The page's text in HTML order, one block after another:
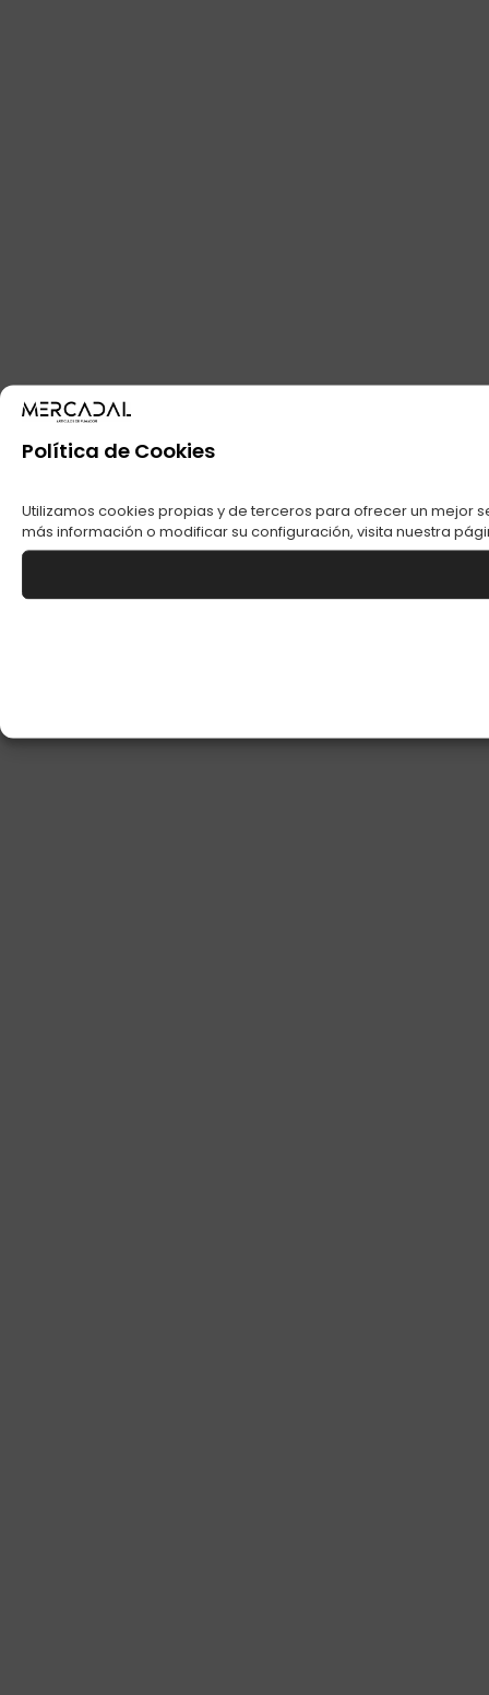
Política de Cookies
Utilizamos cookies propias y de terceros para ofrecer un mejor
más información o modificar su configuración, visita nuestra